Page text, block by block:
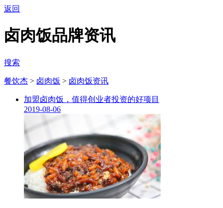
返回
卤肉饭品牌资讯
搜索
餐饮杰 > 卤肉饭 > 卤肉饭资讯
加盟卤肉饭，值得创业者投资的好项目
2019-08-06